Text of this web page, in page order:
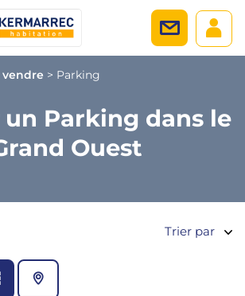
vendre > Parking
Parking dans le
Ouest
Trier par